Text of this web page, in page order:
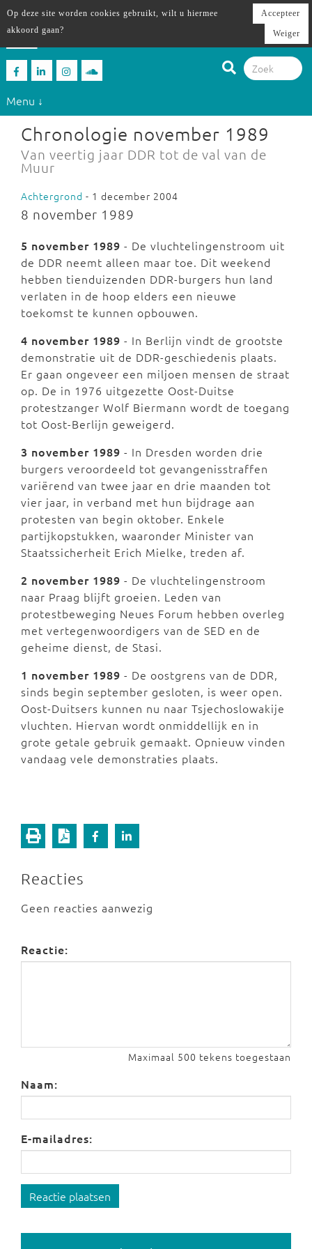
Menu ↓
Chronologie november 1989
Van veertig jaar DDR tot de val van de
Muur
Achtergrond - 1 december 2004
8 november 1989
5 november 1989 - De vluchtelingenstroom uit
de DDR neemt alleen maar toe. Dit weekend
hebben tienduizenden DDR-burgers hun land
verlaten in de hoop elders een nieuwe
toekomst te kunnen opbouwen.
4 november 1989 - In Berlijn vindt de grootste
demonstratie uit de DDR-geschiedenis plaats.
Er gaan ongeveer een miljoen mensen de straat
op. De in 1976 uitgezette Oost-Duitse
protestzanger Wolf Biermann wordt de toegang
tot Oost-Berlijn geweigerd.
3 november 1989 - In Dresden worden drie
burgers veroordeeld tot gevangenisstraffen
variërend van twee jaar en drie maanden tot
vier jaar, in verband met hun bijdrage aan
protesten van begin oktober. Enkele
partijkopstukken, waaronder Minister van
Staatssicherheit Erich Mielke, treden af.
2 november 1989 - De vluchtelingenstroom
naar Praag blijft groeien. Leden van
protestbeweging Neues Forum hebben overleg
met vertegenwoordigers van de SED en de
geheime dienst, de Stasi.
1 november 1989 - De oostgrens van de DDR,
sinds begin september gesloten, is weer open.
Oost-Duitsers kunnen nu naar Tsjechoslowakije
vluchten. Hiervan wordt onmiddellijk en in
grote getale gebruik gemaakt. Opnieuw vinden
vandaag vele demonstraties plaats.
Reacties
Geen reacties aanwezig
Reactie:
Maximaal 500 tekens toegestaan
Naam:
E-mailadres:
Reactie plaatsen
Op deze site worden cookies gebruikt, wilt u hiermee
akkoord gaan?
Accepteer
Weiger